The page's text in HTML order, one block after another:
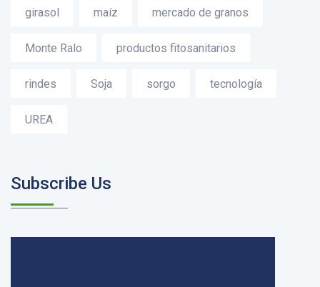
girasol maíz mercado de granos
Monte Ralo productos fitosanitarios
rindes Soja sorgo tecnología
UREA
Subscribe Us